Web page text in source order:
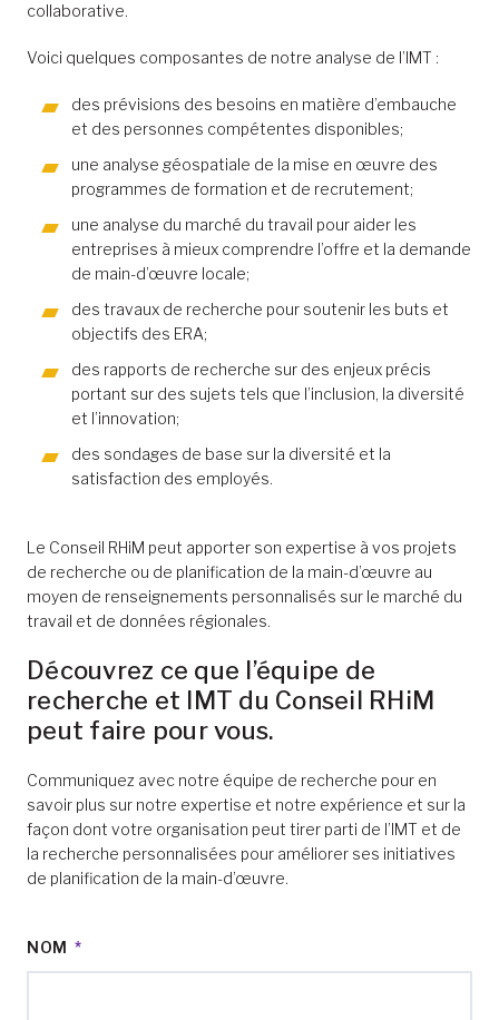
collaborative.
Voici quelques composantes de notre analyse de l’IMT :
des prévisions des besoins en matière d’embauche
et des personnes compétentes disponibles;
une analyse géospatiale de la mise en œuvre des
programmes de formation et de recrutement;
une analyse du marché du travail pour aider les
entreprises à mieux comprendre l’offre et la demande
de main-d’œuvre locale;
des travaux de recherche pour soutenir les buts et
objectifs des ERA;
des rapports de recherche sur des enjeux précis
portant sur des sujets tels que l’inclusion, la diversité
et l’innovation;
des sondages de base sur la diversité et la
satisfaction des employés.
Le Conseil RHiM peut apporter son expertise à vos projets
de recherche ou de planification de la main-d’œuvre au
moyen de renseignements personnalisés sur le marché du
travail et de données régionales.
Découvrez ce que l’équipe de
recherche et IMT du Conseil RHiM
peut faire pour vous.
Communiquez avec notre équipe de recherche pour en
savoir plus sur notre expertise et notre expérience et sur la
façon dont votre organisation peut tirer parti de l’IMT et de
la recherche personnalisées pour améliorer ses initiatives
de planification de la main-d’œuvre.
NOM *